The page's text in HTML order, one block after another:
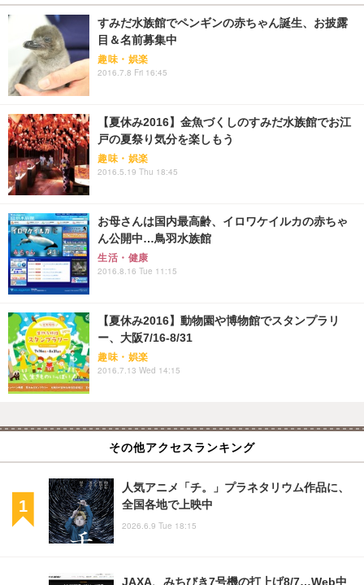
すみだ水族館でペンギンの赤ちゃん誕生、お披露
目＆名前募集中
趣味・娯楽
2016.7.8 Fri 16:45
【夏休み2016】金魚づくしのすみだ水族館でお江
戸の夏祭り気分を楽しもう
趣味・娯楽
2016.5.19 Thu 18:45
お母さんは国内最高齢、イロワケイルカの赤ちゃ
ん公開中…鳥羽水族館
生活・健康
2016.8.16 Tue 11:15
【夏休み2016】動物園や博物館でスタンプラリ
ー、大阪7/16-8/31
趣味・娯楽
2016.7.13 Wed 14:15
その他アクセスランキング
人気アニメ「チ。」プラネタリウム作品に、
全国各地で上映中
2026.6.9 Tue 18:15
JAXA、みちびき7号機の打上げ8/7…Web中